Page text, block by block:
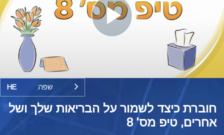
Play
Video
שפה: HE
חוברת כיצד לשמור על הבריאות שלך ושל
אחרים, טיפ מס' 8